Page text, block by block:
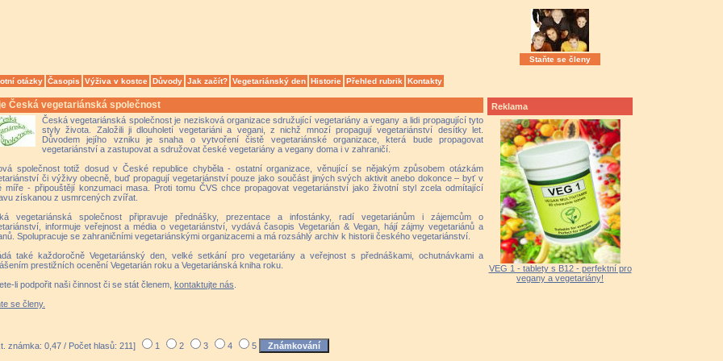
Staňte se členy
otázky Časopis Výživa v kostce Důvody Jak začít? Vegetariánský den Historie Přehled rubrik Kontakty
Česká vegetariánská společnost
Česká vegetariánská společnost je nezisková organizace sdružující vegetariány a vegany a lidi propagující tyto
styly života. Založili ji dlouholetí vegetariáni a vegani, z nichž mnozí propagují vegetariánství desítky let.
Důvodem jejího vzniku je snaha o vytvoření čistě vegetariánské organizace, která bude propagovat
vegetariánství a zastupovat a sdružovat české vegetariány a vegany doma i v zahraničí.
společnost totiž dosud v České republice chyběla - ostatní organizace, věnující se nějakým způsobem otázkám
či výživy obecně, buď propagují vegetariánství pouze jako součást jiných svých aktivit anebo dokonce – byť v
míře - připouštějí konzumaci masa. Proti tomu ČVS chce propagovat vegetariánství jako životní styl zcela odmítající
získanou z usmrcených zvířat.
vegetariánská společnost připravuje přednášky, prezentace a infostánky, radí vegetariánům i zájemcům o
informuje veřejnost a média o vegetariánství, vydává časopis Vegetarián & Vegan, hájí zájmy vegetariánů a
Spolupracuje se zahraničními vegetariánskými organizacemi a má rozsáhlý archiv k historii českého vegetariánství.
také každoročně Vegetariánský den, velké setkání pro vegetariány a veřejnost s přednáškami, ochutnávkami a
prestižních ocenění Vegetarián roku a Vegetariánská kniha roku.
li podpořit naši činnost či se stát členem, kontaktujte nás
se členy.
známka: 0,47 / Počet hlasů: 211] 1 2 3 4 5
Reklama
VEG 1 - tablety s B12 - perfektní pro
vegany a vegetariány!